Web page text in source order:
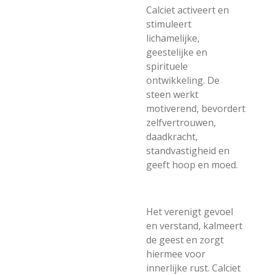
Calciet activeert en
stimuleert
lichamelijke,
geestelijke en
spirituele
ontwikkeling. De
steen werkt
motiverend, bevordert
zelfvertrouwen,
daadkracht,
standvastigheid en
geeft hoop en moed.
Het verenigt gevoel
en verstand, kalmeert
de geest en zorgt
hiermee voor
innerlijke rust. Calciet